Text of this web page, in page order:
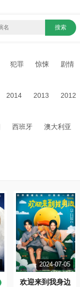
犯罪 惊悚
剧情
2014 2013
2012
西班牙
澳大利亚
2024-07-05
欢迎来到我身边